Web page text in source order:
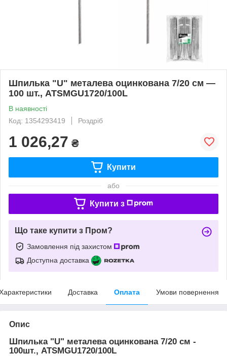
Шпилька "U" металева оцинкована 7/20 см —
100 шт., ATSMGU1720/100L
В наявності
Код: 1354293419
Роздріб
1 026,27 ₴
Купити
або
Купити з
Що таке купити з Пром?
Замовлення під захистом
Доступна доставка
Доставка Оплата Умови повернення
Опис
Шпилька "U" металева оцинкована 7/20 см -
100шт., ATSMGU1720/100L